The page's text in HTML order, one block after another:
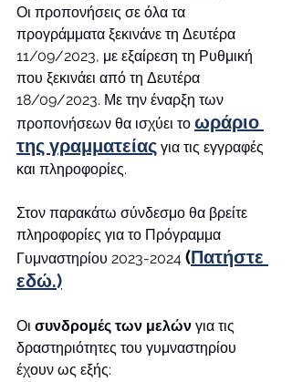
Οι προπονήσεις σε όλα τα
προγράμματα ξεκινάνε τη Δευτέρα
11/09/2023, με εξαίρεση τη Ρυθμική
που ξεκινάει από τη Δευτέρα
18/09/2023. Με την έναρξη των
προπονήσεων θα ισχύει το ωράριο
της γραμματείας για τις εγγραφές
και πληροφορίες.
Στον παρακάτω σύνδεσμο θα βρείτε
πληροφορίες για το Πρόγραμμα
Γυμναστηρίου 2023-2024 (Πατήστε
εδώ.)
Οι συνδρομές των μελών για τις
δραστηριότητες του γυμναστηρίου
έχουν ως εξής: